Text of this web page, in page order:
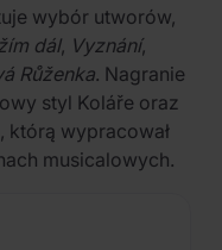
wybór utworów,
dál, Vyznání,
Růženka. Nagranie
styl Koláře oraz
którą wypracował
musicalowych.